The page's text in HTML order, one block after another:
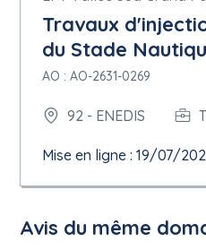
Pays: France
5.1.3.Durée estimée
Date de fin de durée: 31/12/
5.1.4.Reconduction
Nombre maximum de
5.1.5.Valeur
Travaux
du Stade
AO : AO-2631-0269
92 - ENEDIS
Mise en ligne : 19/07/
Avis du même